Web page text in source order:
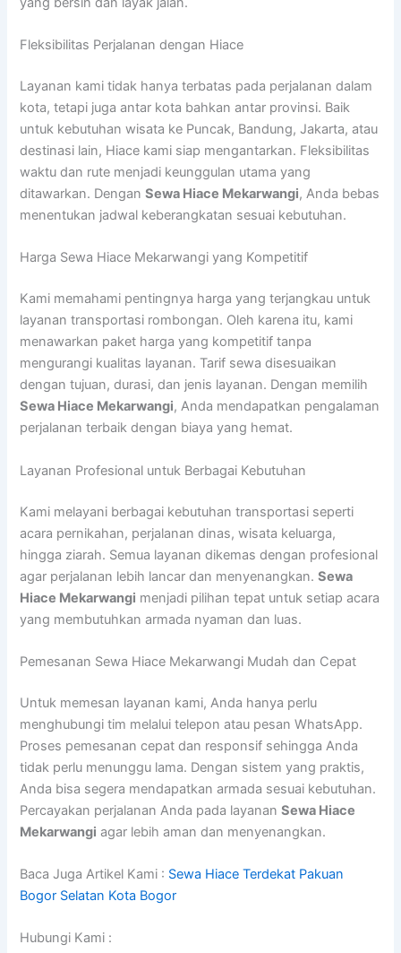
Fleksibilitas Perjalanan dengan Hiace
Layanan kami tidak hanya terbatas pada perjalanan dalam
kota, tetapi juga antar kota bahkan antar provinsi. Baik
untuk kebutuhan wisata ke Puncak, Bandung, Jakarta, atau
destinasi lain, Hiace kami siap mengantarkan. Fleksibilitas
waktu dan rute menjadi keunggulan utama yang
ditawarkan. DenganSewa Hiace Mekarwangi, Anda bebas
menentukan jadwal keberangkatan sesuai kebutuhan.
Harga Sewa Hiace Mekarwangi yang Kompetitif
Kami memahami pentingnya harga yang terjangkau untuk
layanan transportasi rombongan. Oleh karena itu, kami
menawarkan paket harga yang kompetitif tanpa
mengurangi kualitas layanan. Tarif sewa disesuaikan
dengan tujuan, durasi, dan jenis layanan. Dengan memilih
Sewa Hiace Mekarwangi, Anda mendapatkan pengalaman
perjalanan terbaik dengan biaya yang hemat.
Layanan Profesional untuk Berbagai Kebutuhan
Kami melayani berbagai kebutuhan transportasi seperti
acara pernikahan, perjalanan dinas, wisata keluarga,
hingga ziarah. Semua layanan dikemas dengan profesional
agar perjalanan lebih lancar dan menyenangkan.Sewa
Hiace Mekarwangi menjadi pilihan tepat untuk setiap acara
yang membutuhkan armada nyaman dan luas.
Pemesanan Sewa Hiace Mekarwangi Mudah dan Cepat
Untuk memesan layanan kami, Anda hanya perlu
menghubungi tim melalui telepon atau pesan WhatsApp.
Proses pemesanan cepat dan responsif sehingga Anda
tidak perlu menunggu lama. Dengan sistem yang praktis,
Anda bisa segera mendapatkan armada sesuai kebutuhan.
Percayakan perjalanan Anda pada layananSewa Hiace
Mekarwangi agar lebih aman dan menyenangkan.
Baca Juga Artikel Kami : Sewa Hiace Terdekat Pakuan
Bogor Selatan Kota Bogor
Hubungi Kami :